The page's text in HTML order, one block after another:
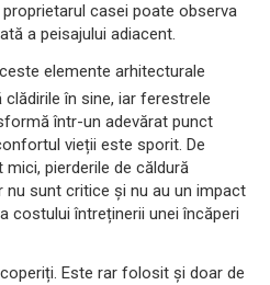
casei poate observa
a peisajului adiacent.
elemente arhitecturale
în sine, iar ferestrele
într-un adevărat punct
vieții este sporit. De
mici, pierderile de căldură
nu sunt critice și nu au un impact
costului întreținerii unei încăperi
Este rar folosit și doar de